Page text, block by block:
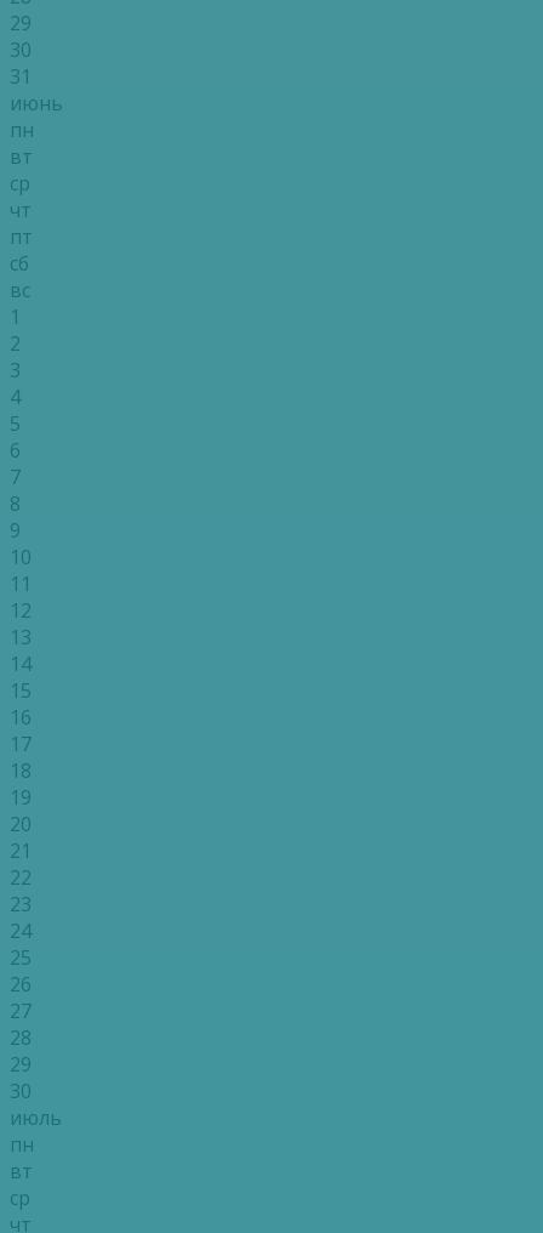
29
30
31
июнь
пн
вт
ср
чт
пт
сб
вс
1
2
3
4
5
6
7
8
9
10
11
12
13
14
15
16
17
18
19
20
21
22
23
24
25
26
27
28
29
30
июль
пн
вт
ср
чт